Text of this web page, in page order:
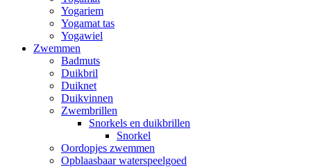
Yogariem
Yogamat tas
Yogawiel
Zwemmen
Badmuts
Duikbril
Duiknet
Duikvinnen
Zwembrillen
Snorkels en duikbrillen
Snorkel
Oordopjes zwemmen
Opblaasbaar waterspeelgoed